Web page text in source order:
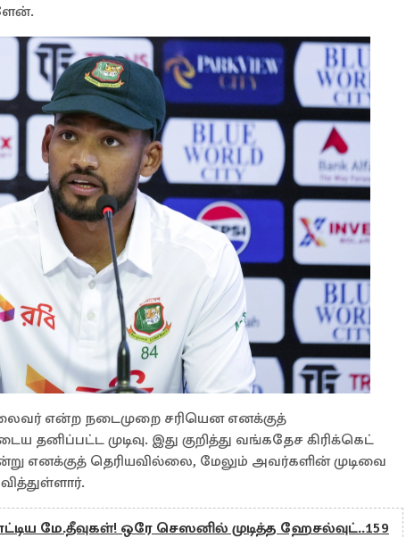
என்ற நடைமுறை சரியென எனக்குத்
முடிவு. இது குறித்து வங்கதேச கிரிக்கெட்
எனக்குத் தெரியவில்லை, மேலும் அவர்களின் முடிவை
மே.தீவுகள்! ஒரே செஸனில் முடித்த ஹேசல்வுட்..159